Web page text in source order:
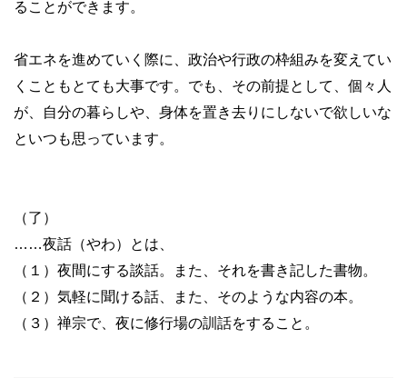
ることができます。
省エネを進めていく際に、政治や行政の枠組みを変えてい
くこともとても大事です。でも、その前提として、個々人
が、自分の暮らしや、身体を置き去りにしないで欲しいな
といつも思っています。
（了）
……夜話（やわ）とは、
（１）夜間にする談話。また、それを書き記した書物。
（２）気軽に聞ける話、また、そのような内容の本。
（３）禅宗で、夜に修行場の訓話をすること。